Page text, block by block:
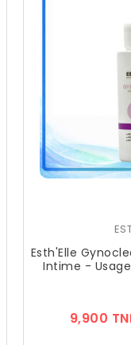
Esth'Elle
Intime -
9,900